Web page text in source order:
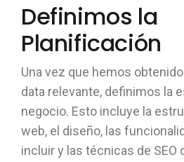
Definimos la
Planificación
Una vez que hemos
data relevante, definimos la
negocio. Esto incluye la
web, el diseño, las
incluir y las técnicas de SEO